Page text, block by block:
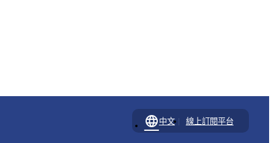
language 中文 | 線上訂閱平台